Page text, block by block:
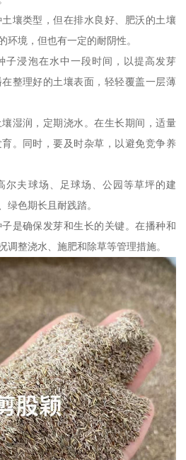
壤类型，但在排水良好、肥沃的土壤
环境，但也有一定的耐阴性。
子浸泡在水中一段时间，以提高发芽
整理好的土壤表面，轻轻覆盖一层薄
湿润，定期浇水。在生长期间，适量
。同时，要及时杂草，以避免竞争养
尔夫球场、足球场、公园等草坪的建
绿色期长且耐践踏。
是确保发芽和生长的关键。在播种和
调整浇水、施肥和除草等管理措施。